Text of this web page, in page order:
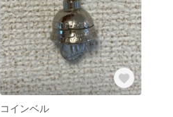
コインベル